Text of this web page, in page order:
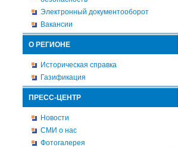
Электронный документооборот
Вакансии
О РЕГИОНЕ
Историческая справка
Газификация
ПРЕСС-ЦЕНТР
Новости
СМИ о нас
Фотогалерея